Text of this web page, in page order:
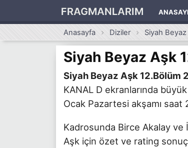
FRAGMANLARIM
Anasayfa Diziler Siyah
Siyah Beyaz Aşk
Siyah Beyaz Aşk 12.Bölüm
KANAL D ekranlarında
Ocak Pazartesi akşamı
Kadrosunda Birce Akalay ve
Aşk için özet ve rating